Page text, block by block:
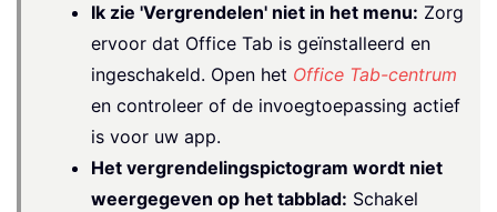
Ik zie 'Vergrendelen' niet in het menu: Zorg
ervoor dat Office Tab is geïnstalleerd en
ingeschakeld. Open het Office Tab-centrum
en controleer of de invoegtoepassing actief
is voor uw app.
Het vergrendelingspictogram wordt niet
weergegeven op het tabblad: Schakel